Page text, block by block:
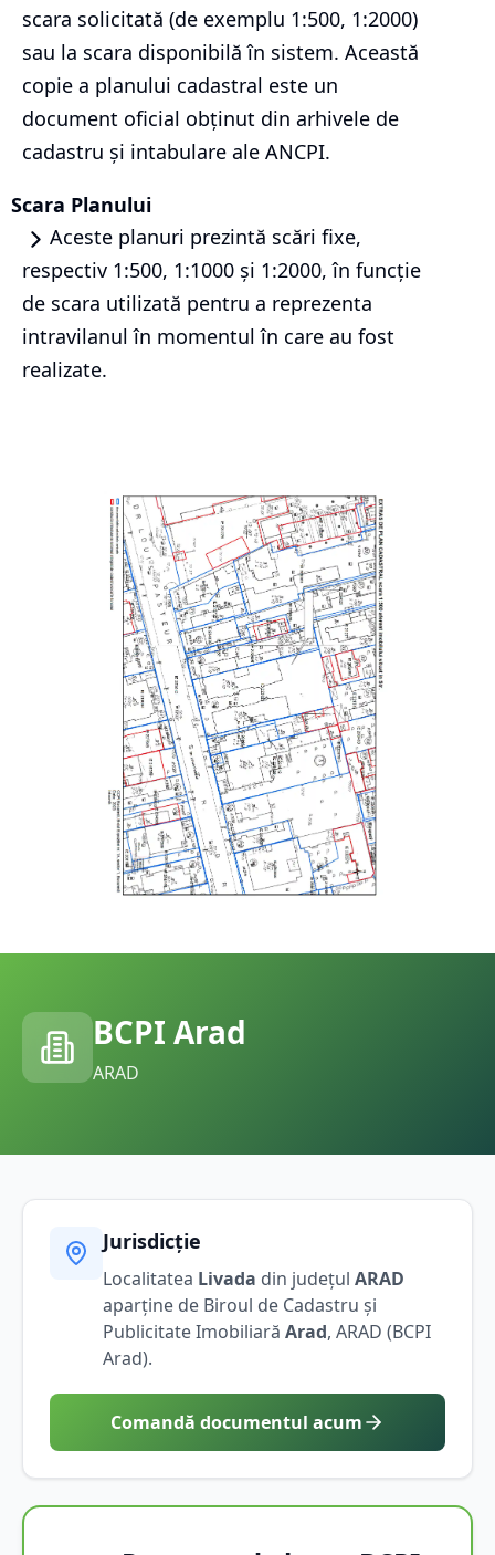
scara solicitată (de exemplu 1:500, 1:2000)
sau la scara disponibilă în sistem. Această
copie a planului cadastral este un
document oficial obținut din arhivele de
cadastru și intabulare ale ANCPI.
Scara Planului
Aceste planuri prezintă scări fixe,
respectiv 1:500, 1:1000 și 1:2000, în funcție
de scara utilizată pentru a reprezenta
intravilanul în momentul în care au fost
realizate.
BCPI Arad
ARAD
Jurisdicție
Localitatea Livada din județul ARAD
aparține de Biroul de Cadastru și
Publicitate Imobiliară Arad, ARAD (BCPI
Arad).
Comandă documentul acum